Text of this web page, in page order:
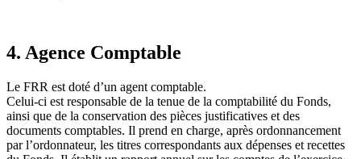
4. Agence Comptable
Le FRR est doté d’un agent comptable.
Celui-ci est responsable de la tenue de la comptabilité du Fonds,
ainsi que de la conservation des pièces justificatives et des
documents comptables. Il prend en charge, après ordonnancement
par l’ordonnateur, les titres correspondants aux dépenses et recettes